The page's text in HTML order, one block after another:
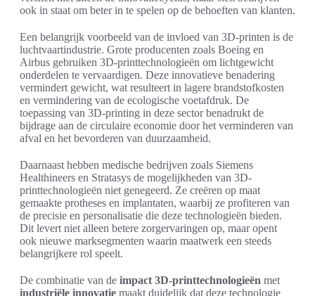
ook in staat om beter in te spelen op de behoeften van klanten.
Een belangrijk voorbeeld van de invloed van 3D-printen is de
luchtvaartindustrie. Grote producenten zoals Boeing en
Airbus gebruiken 3D-printtechnologieën om lichtgewicht
onderdelen te vervaardigen. Deze innovatieve benadering
vermindert gewicht, wat resulteert in lagere brandstofkosten
en vermindering van de ecologische voetafdruk. De
toepassing van 3D-printing in deze sector benadrukt de
bijdrage aan de circulaire economie door het verminderen van
afval en het bevorderen van duurzaamheid.
Daarnaast hebben medische bedrijven zoals Siemens
Healthineers en Stratasys de mogelijkheden van 3D-
printtechnologieën niet genegeerd. Ze creëren op maat
gemaakte protheses en implantaten, waarbij ze profiteren van
de precisie en personalisatie die deze technologieën bieden.
Dit levert niet alleen betere zorgervaringen op, maar opent
ook nieuwe marksegmenten waarin maatwerk een steeds
belangrijkere rol speelt.
De combinatie van de impact 3D-printtechnologieën met
industriële innovatie maakt duidelijk dat deze technologie